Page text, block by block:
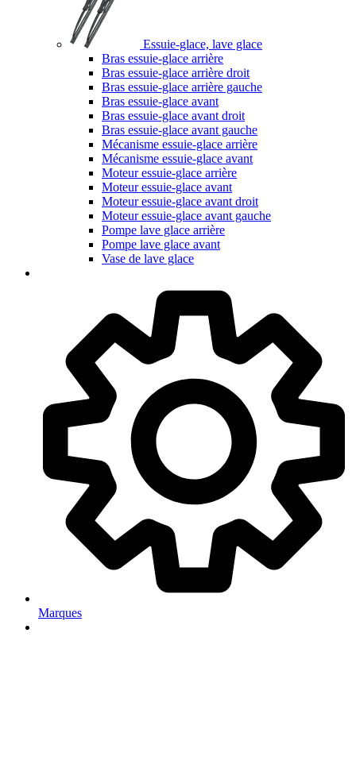
Essuie-glace, lave glace
Bras essuie-glace arrière
Bras essuie-glace arrière droit
Bras essuie-glace arrière gauche
Bras essuie-glace avant
Bras essuie-glace avant droit
Bras essuie-glace avant gauche
Mécanisme essuie-glace arrière
Mécanisme essuie-glace avant
Moteur essuie-glace arrière
Moteur essuie-glace avant
Moteur essuie-glace avant droit
Moteur essuie-glace avant gauche
Pompe lave glace arrière
Pompe lave glace avant
Vase de lave glace
Marques